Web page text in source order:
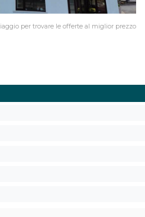
per trovare le offerte al miglior prezzo